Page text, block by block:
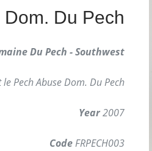
Du Pech
Du Pech - Southwest
le Pech Abuse Dom. Du Pech
Year2007
CodeFRPECH003